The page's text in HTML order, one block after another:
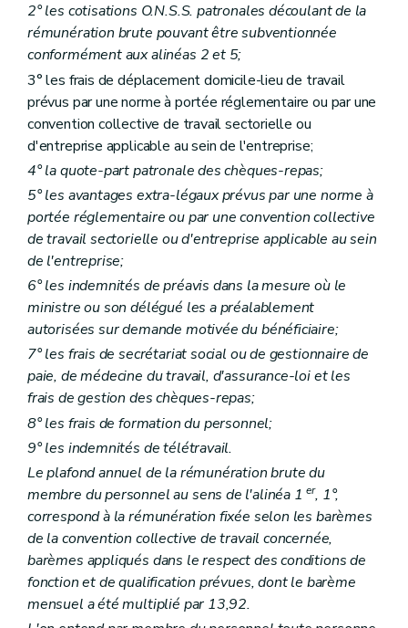
2° les cotisations O.N.S.S. patronales découlant de la
rémunération brute pouvant être subventionnée
conformément aux alinéas 2 et 5;
3° les frais de déplacement domicile-lieu de travail
prévus par une norme à portée réglementaire ou par une
convention collective de travail sectorielle ou
d'entreprise applicable au sein de l'entreprise;
4° la quote-part patronale des chèques-repas;
5° les avantages extra-légaux prévus par une norme à
portée réglementaire ou par une convention collective
de travail sectorielle ou d'entreprise applicable au sein
de l'entreprise;
6° les indemnités de préavis dans la mesure où le
ministre ou son délégué les a préalablement
autorisées sur demande motivée du bénéficiaire;
7° les frais de secrétariat social ou de gestionnaire de
paie, de médecine du travail, d'assurance-loi et les
frais de gestion des chèques-repas;
8° les frais de formation du personnel;
9° les indemnités de télétravail.
Le plafond annuel de la rémunération brute du
membre du personnel au sens de l'alinéa 1er, 1°,
correspond à la rémunération fixée selon les barèmes
de la convention collective de travail concernée,
barèmes appliqués dans le respect des conditions de
fonction et de qualification prévues, dont le barème
mensuel a été multiplié par 13,92.